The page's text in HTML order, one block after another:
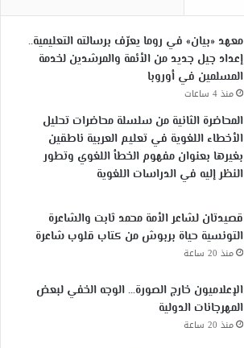
معهد «بيان» في روما يعرّف برسالته التعليمية..
إعداد جيل جديد من الأئمة والمرشدين لخدمة
المسلمين في أوروبا
منذ 4 ساعات
المحاضرة الثانية من سلسلة محاضرات تحليل
الأخطاء اللغوية في تعليم العربية ناطقين
بغيرها بعنوان مفهوم الخطأ اللغوي وتطور
النظر إليه في الدراسات اللغوية
قصيدتان لشاعر الأمة محمد ثابت والشاعرة
التونسية حياة بربوش من كتاب قلوب شاعرة
منذ 20 ساعة
الإعلاميون خارج الصورة… الوجه الخفي لبعض
المهرجانات الدولية
منذ 20 ساعة